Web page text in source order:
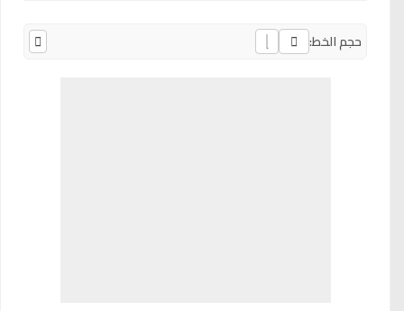
حجم الخط: